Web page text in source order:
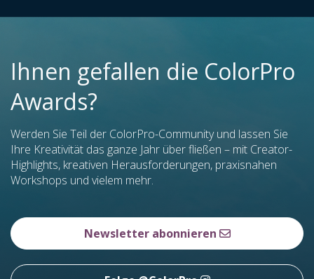
Ihnen gefallen die ColorPro
Awards?
Werden Sie Teil der ColorPro-Community und lassen Sie
Ihre Kreativität das ganze Jahr über fließen – mit Creator-
Highlights, kreativen Herausforderungen, praxisnahen
Workshops und vielem mehr.
Newsletter abonnieren